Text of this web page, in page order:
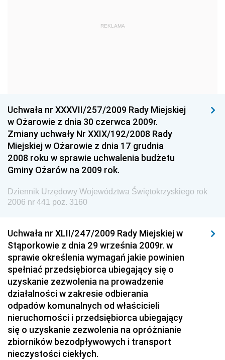
Dziennik Urzędowy Ministra Gospodarki
Dziennik Urzędowy Urzędu Ochrony Konkurencji i
Konsumentów
Dziennik Urzędowy Ministra Pracy i Polityki
Społecznej
Dziennik Urzędowy Urzędu Lotnictwa Cywilnego
Dziennik Urzędowy Ministerstwa Hutnictwa i
Przemysłu Maszynowego
Dziennik Urzędowy Ministerstwa Zdrowia i Opieki
Społecznej
Dziennik Urzędowy Ministerstwa Rolnictwa, Leśnictwa
i Gospodarki Żywnościowej
Dziennik Urzędowy Ministra Spraw Wewnętrznych
Dziennik Urzędowy Ministra Transportu, Budownictwa
i Gospodarki Morskiej
REKLAMA
Uchwała nr XXXVII/257/2009 Rady Miejskiej
w Ożarowie z dnia 30 czerwca 2009r.
Zmiany uchwały Nr XXIX/192/2008 Rady
Miejskiej w Ożarowie z dnia 17 grudnia
2008 roku w sprawie uchwalenia budżetu
Gminy Ożarów na 2009 rok.
Dziennik Urzędowy Województwa Świętokrzyskiego rok
2006 nr 441 poz. 3160
Uchwała nr XLII/247/2009 Rady Miejskiej w
Stąporkowie z dnia 29 września 2009r. w
sprawie określenia wymagań jakie powinien
spełniać przedsiębiorca ubiegający się o
uzyskanie zezwolenia na prowadzenie
działalności w zakresie odbierania
odpadów komunalnych od właścicieli
nieruchomości i przedsiębiorca ubiegający
się o uzyskanie zezwolenia na opróżnianie
zbiorników bezodpływowych i transport
nieczystości ciekłych.